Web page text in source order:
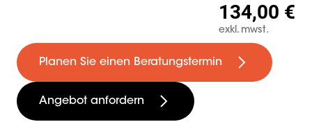
134,00 €
exkl. mwst.
Planen Sie einen Beratungstermin
Angebot anfordern